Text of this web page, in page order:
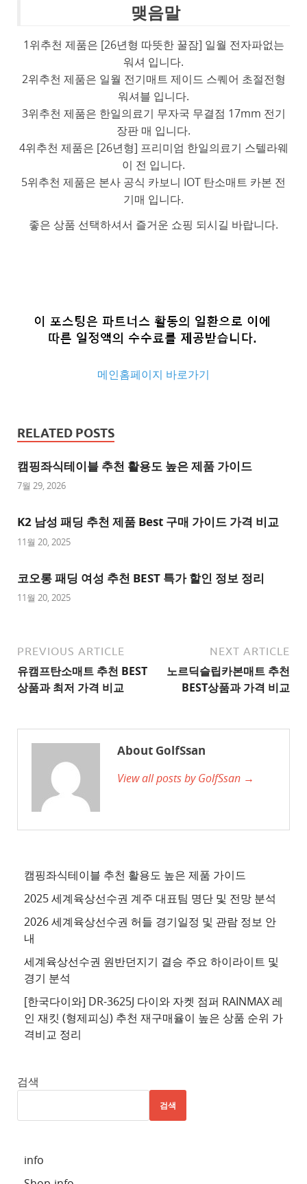
맺음말
1위추천 제품은 [26년형 따뜻한 꿀잠] 일월 전자파없는
워셔 입니다.
2위추천 제품은 일월 전기매트 제이드 스퀘어 초절전형
워셔블 입니다.
3위추천 제품은 한일의료기 무자국 무결점 17mm 전기
장판 매 입니다.
4위추천 제품은 [26년형] 프리미엄 한일의료기 스텔라웨
이 전 입니다.
5위추천 제품은 본사 공식 카보니 IOT 탄소매트 카본 전
기매 입니다.
좋은 상품 선택하셔서 즐거운 쇼핑 되시길 바랍니다.
메인홈페이지 바로가기
사
이
트
천
사
트
1
사
이
트
추
사
트
천
사
이
트
천
사
RELATED POSTS
캠핑좌식테이블 추천 활용도 높은 제품 가이드
7월 29, 2026
K2 남성 패딩 추천 제품 Best 구매 가이드 가격 비교
11월 20, 2025
코오롱 패딩 여성 추천 BEST 특가 할인 정보 정리
11월 20, 2025
PREVIOUS ARTICLE
유캠프탄소매트 추천 BEST
상품과 최저 가격 비교
NEXT ARTICLE
노르딕슬립카본매트 추천
BEST상품과 가격 비교
About GolfSsan
View all posts by GolfSsan →
캠핑좌식테이블 추천 활용도 높은 제품 가이드
2025 세계육상선수권 계주 대표팀 명단 및 전망 분석
2026 세계육상선수권 허들 경기일정 및 관람 정보 안
내
세계육상선수권 원반던지기 결승 주요 하이라이트 및
경기 분석
[한국다이와] DR-3625J 다이와 자켓 점퍼 RAINMAX 레
인 재킷 (형제피싱) 추천 재구매율이 높은 상품 순위 가
격비교 정리
검색
검색
info